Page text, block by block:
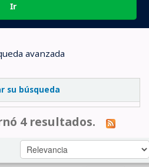
Ir
avanzada
su búsqueda
4 resultados.